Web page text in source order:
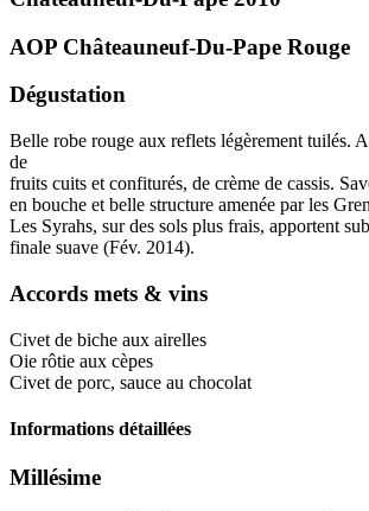
AOP Châteauneuf-Du-Pape Rouge
Dégustation
Belle robe rouge aux reflets légèrement tuilés.
de
fruits cuits et confiturés, de crème de cassis.
en bouche et belle structure amenée par les
Les Syrahs, sur des sols plus frais, apportent
finale suave (Fév. 2014).
Accords mets & vins
Civet de biche aux airelles
Oie rôtie aux cèpes
Civet de porc, sauce au chocolat
Informations détaillées
Millésime